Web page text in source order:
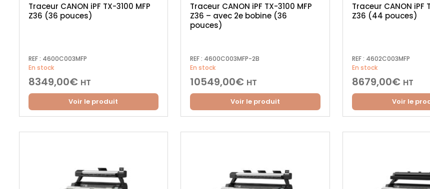
Traceur CANON iPF TX-3100 MFP
Z36 (36 pouces)
REF : 4600C003MFP
En stock
8349,00€ HT
Voir le produit
Traceur CANON iPF TX-3100 MFP
Z36 – avec 2e bobine (36
pouces)
REF : 4600C003MFP-2B
En stock
10549,00€ HT
Voir le produit
Traceur CANON iPF
Z36 (44 pouces)
REF : 4602C003MFP
En stock
8679,00€ HT
Voir le